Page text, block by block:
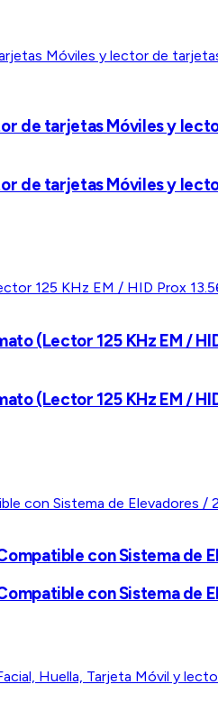
tarjetas Móviles y
tarjetas Móviles y
125 KHz EM /
125 KHz EM /
con Sistema de
con Sistema de